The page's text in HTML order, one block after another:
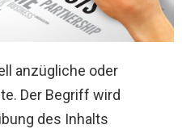
anzügliche oder
Der Begriff wird
des Inhalts